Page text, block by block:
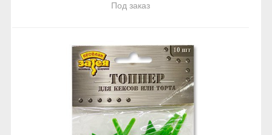
Под заказ